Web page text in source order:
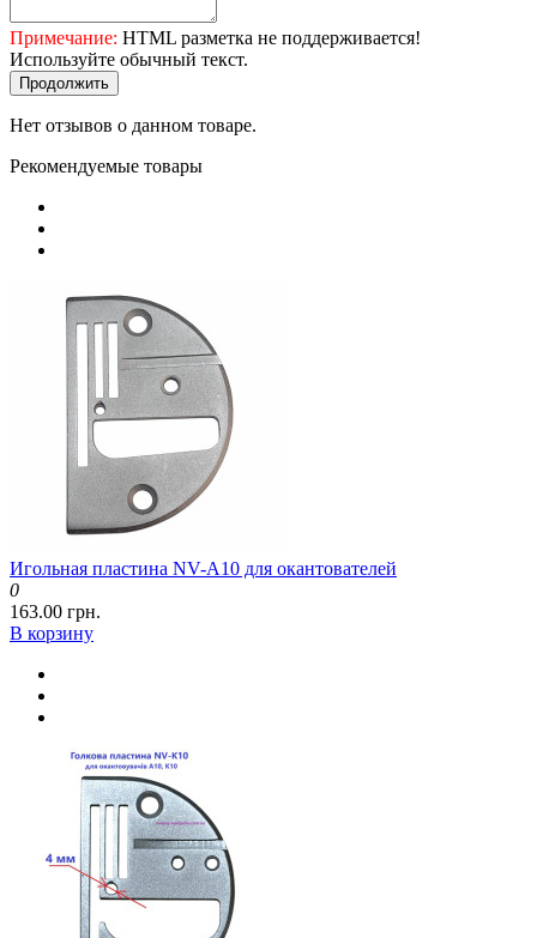
Примечание: HTML разметка не поддерживается!
Используйте обычный текст.
Продолжить
Нет отзывов о данном товаре.
Рекомендуемые товары
Игольная пластина NV-A10 для окантователей
0
163.00 грн.
В корзину